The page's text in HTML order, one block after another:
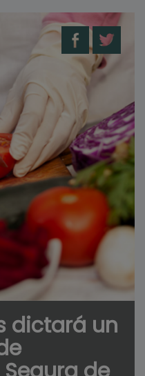
dictará un